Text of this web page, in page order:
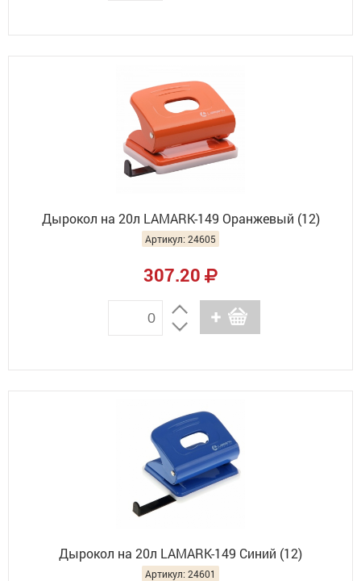
Дырокол на 20л LAMARK-149 Оранжевый (12)
Артикул: 24605
307.20
Дырокол на 20л LAMARK-149 Синий (12)
Артикул: 24601